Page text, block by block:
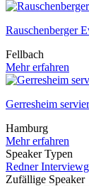
Rauschenberger
Fellbach
Mehr erfahren
Gerresheim
Hamburg
Mehr erfahren
Speaker Typen
Redner
Zufällige Speaker